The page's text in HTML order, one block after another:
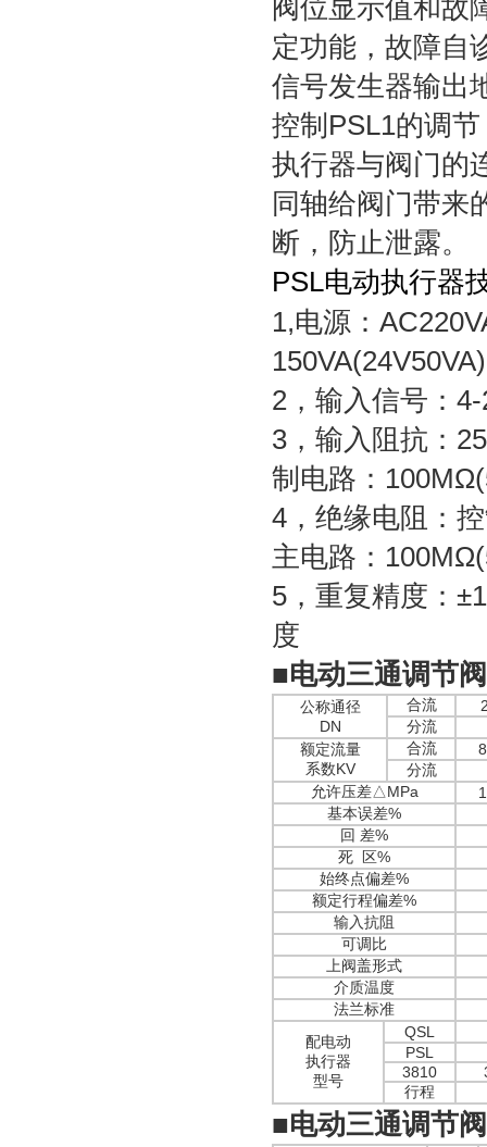
阀位显示值和故
定功能，故障自
信号发生器输出
控制PSL1的调
执行器与阀门的
同轴给阀门带来
断，防止泄露。
PSL电动执行器
1,电源：
2，输入信号：
3，输入阻抗：
制电路：
4，绝缘电阻：
主电路：
5，重复精度：
度
■电动三通调节阀
公称通径
DN
合流
分流
额定流量
系数KV
合流
分流
允许压差△MPa
基本误差%
回 差%
死 区%
始终点偏差%
额定行程偏差%
输入抗阻
可调比
上阀盖形式
介质温度
法兰标准
配电动
执行器
型号
QSL
PSL
3810
行程
■电动三通调节阀